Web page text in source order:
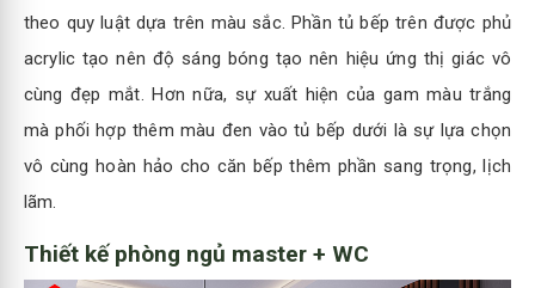
theo quy luật dựa trên màu sắc. Phần tủ bếp trên được phủ
acrylic tạo nên độ sáng bóng tạo nên hiệu ứng thị giác vô
cùng đẹp mắt. Hơn nữa, sự xuất hiện của gam màu trắng
mà phối hợp thêm màu đen vào tủ bếp dưới là sự lựa chọn
vô cùng hoàn hảo cho căn bếp thêm phần sang trọng, lịch
lãm.
Thiết kế phòng ngủ master + WC